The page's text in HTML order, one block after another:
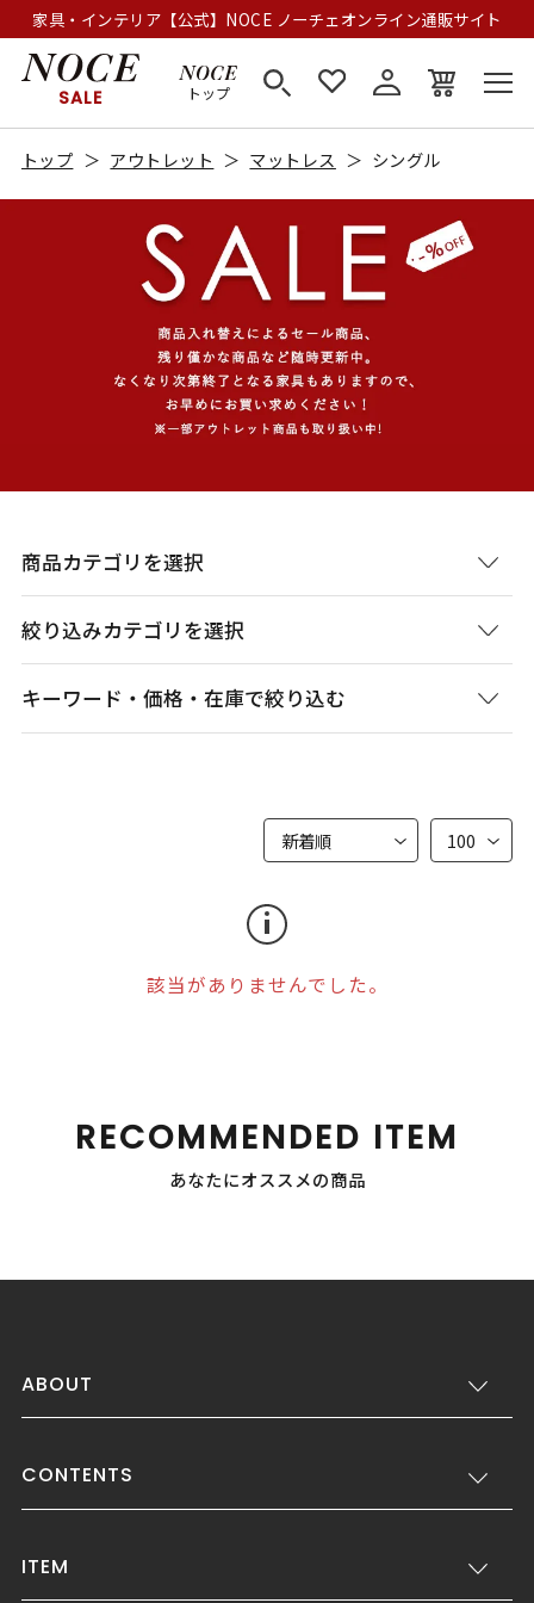
家具・インテリア【公式】NOCE ノーチェオンライン通販サイト
SALE トップ
トップ アウトレット マットレス シングル
商品カテゴリを選択
絞り込みカテゴリを選択
キーワード・価格・在庫で絞り込む
該当がありませんでした。
RECOMMENDED ITEM
あなたにオススメの商品
ABOUT
CONTENTS
ITEM